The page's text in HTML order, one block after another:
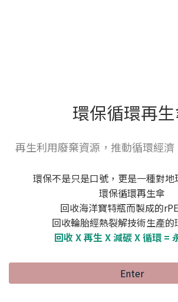
環保循環再
再生利用廢棄資源，推動循環經
環保不是只是口號，更是一種對地
環保循環再生傘
回收海洋寶特瓶而製成的
回收輪胎經熱裂解技術生產的
回收 X 再生 X 減碳 X 循環 =
Enter